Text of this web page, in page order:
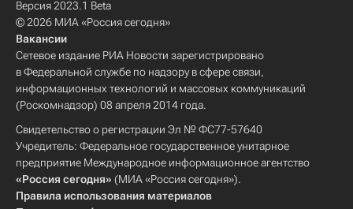
Версия 2023.1 Beta
© 2026 МИА «Россия сегодня»
Вакансии
Сетевое издание РИА Новости зарегистрировано
в Федеральной службе по надзору в сфере связи,
информационных технологий и массовых коммуникаций
(Роскомнадзор) 08 апреля 2014 года.
Свидетельство о регистрации Эл № ФС77-57640
Учредитель: Федеральное государственное унитарное
предприятие Международное информационное агентство
«Россия сегодня» (МИА «Россия сегодня»).
Правила использования материалов